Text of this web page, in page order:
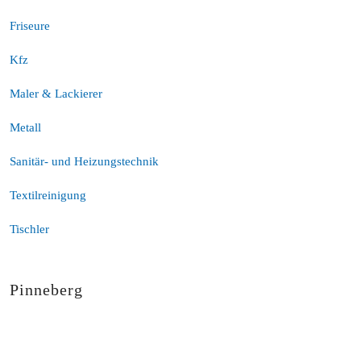
Friseure
Kfz
Maler & Lackierer
Metall
Sanitär- und Heizungstechnik
Textilreinigung
Tischler
Pinneberg